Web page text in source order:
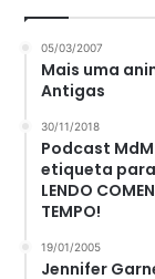
05/03/2007
Mais uma
Antigas
30/11/2018
Podcast
etiqueta para
LENDO
TEMPO!
19/01/2005
Jennifer